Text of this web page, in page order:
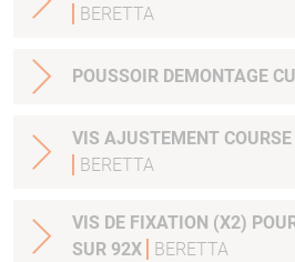
BERETTA
POUSSOIR DEMONTAGE
VIS AJUSTEMENT
BERETTA
VIS DE FIXATION (X2) POUR
SUR 92X
BERETTA